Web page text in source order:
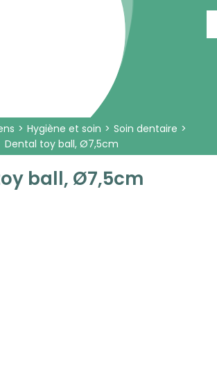
Hygiène et soin
Soin dentaire
Dental toy ball, Ø7,5cm
ball, Ø7,5cm